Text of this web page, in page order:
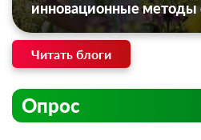
инновационные методы
Читать блоги
Опрос